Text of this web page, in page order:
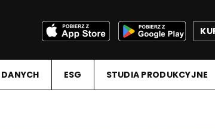
ESG STUDIA PRODUKCYJNE